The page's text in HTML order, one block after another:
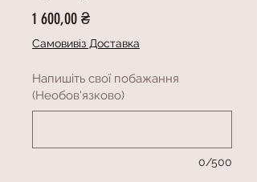
1 600,00 ₴Ціна
Самовивіз Доставка
Напишіть свої побажання
(Необов'язково)
0/500